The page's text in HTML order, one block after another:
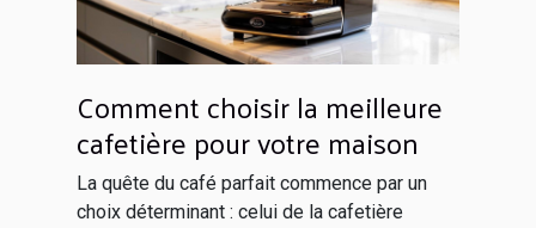
Comment choisir la meilleure
cafetière pour votre maison
La quête du café parfait commence par un
choix déterminant : celui de la cafetière